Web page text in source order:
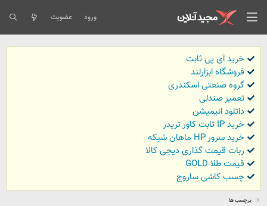
ورود عضویت
خرید آی پی ثابت
فروشگاه ابزارلند
گروه صنعتی اسکندری
تعمیر صندلی
داتلود انیمیشن
خرید IP ثابت کاور تریدر
خرید سرور HP ماهان شبکه
ربات قیمت گذاری دیجی کالا
قیمت طلا GOLD
چسب کاشی ساروج
برچسب ها